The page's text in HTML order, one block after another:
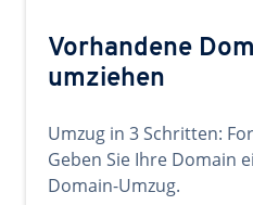
Vorhandene
umziehen
Umzug in 3 Schritten:
Geben Sie Ihre Domain
Domain-Umzug.